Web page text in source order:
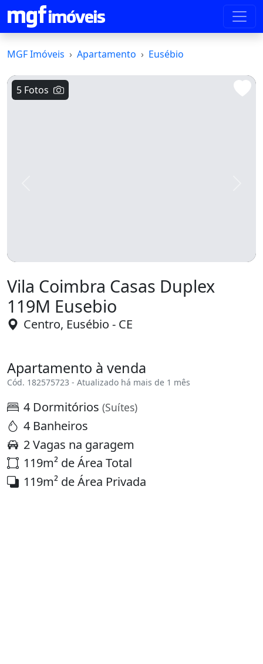
MGF Imóveis Apartamento Eusébio
5 Fotos
119M Eusebio
Centro, Eusébio - CE
Apartamento à venda
Cód. 182575723 - Atualizado há mais de 1 mês
4 Dormitórios (Suítes)
4 Banheiros